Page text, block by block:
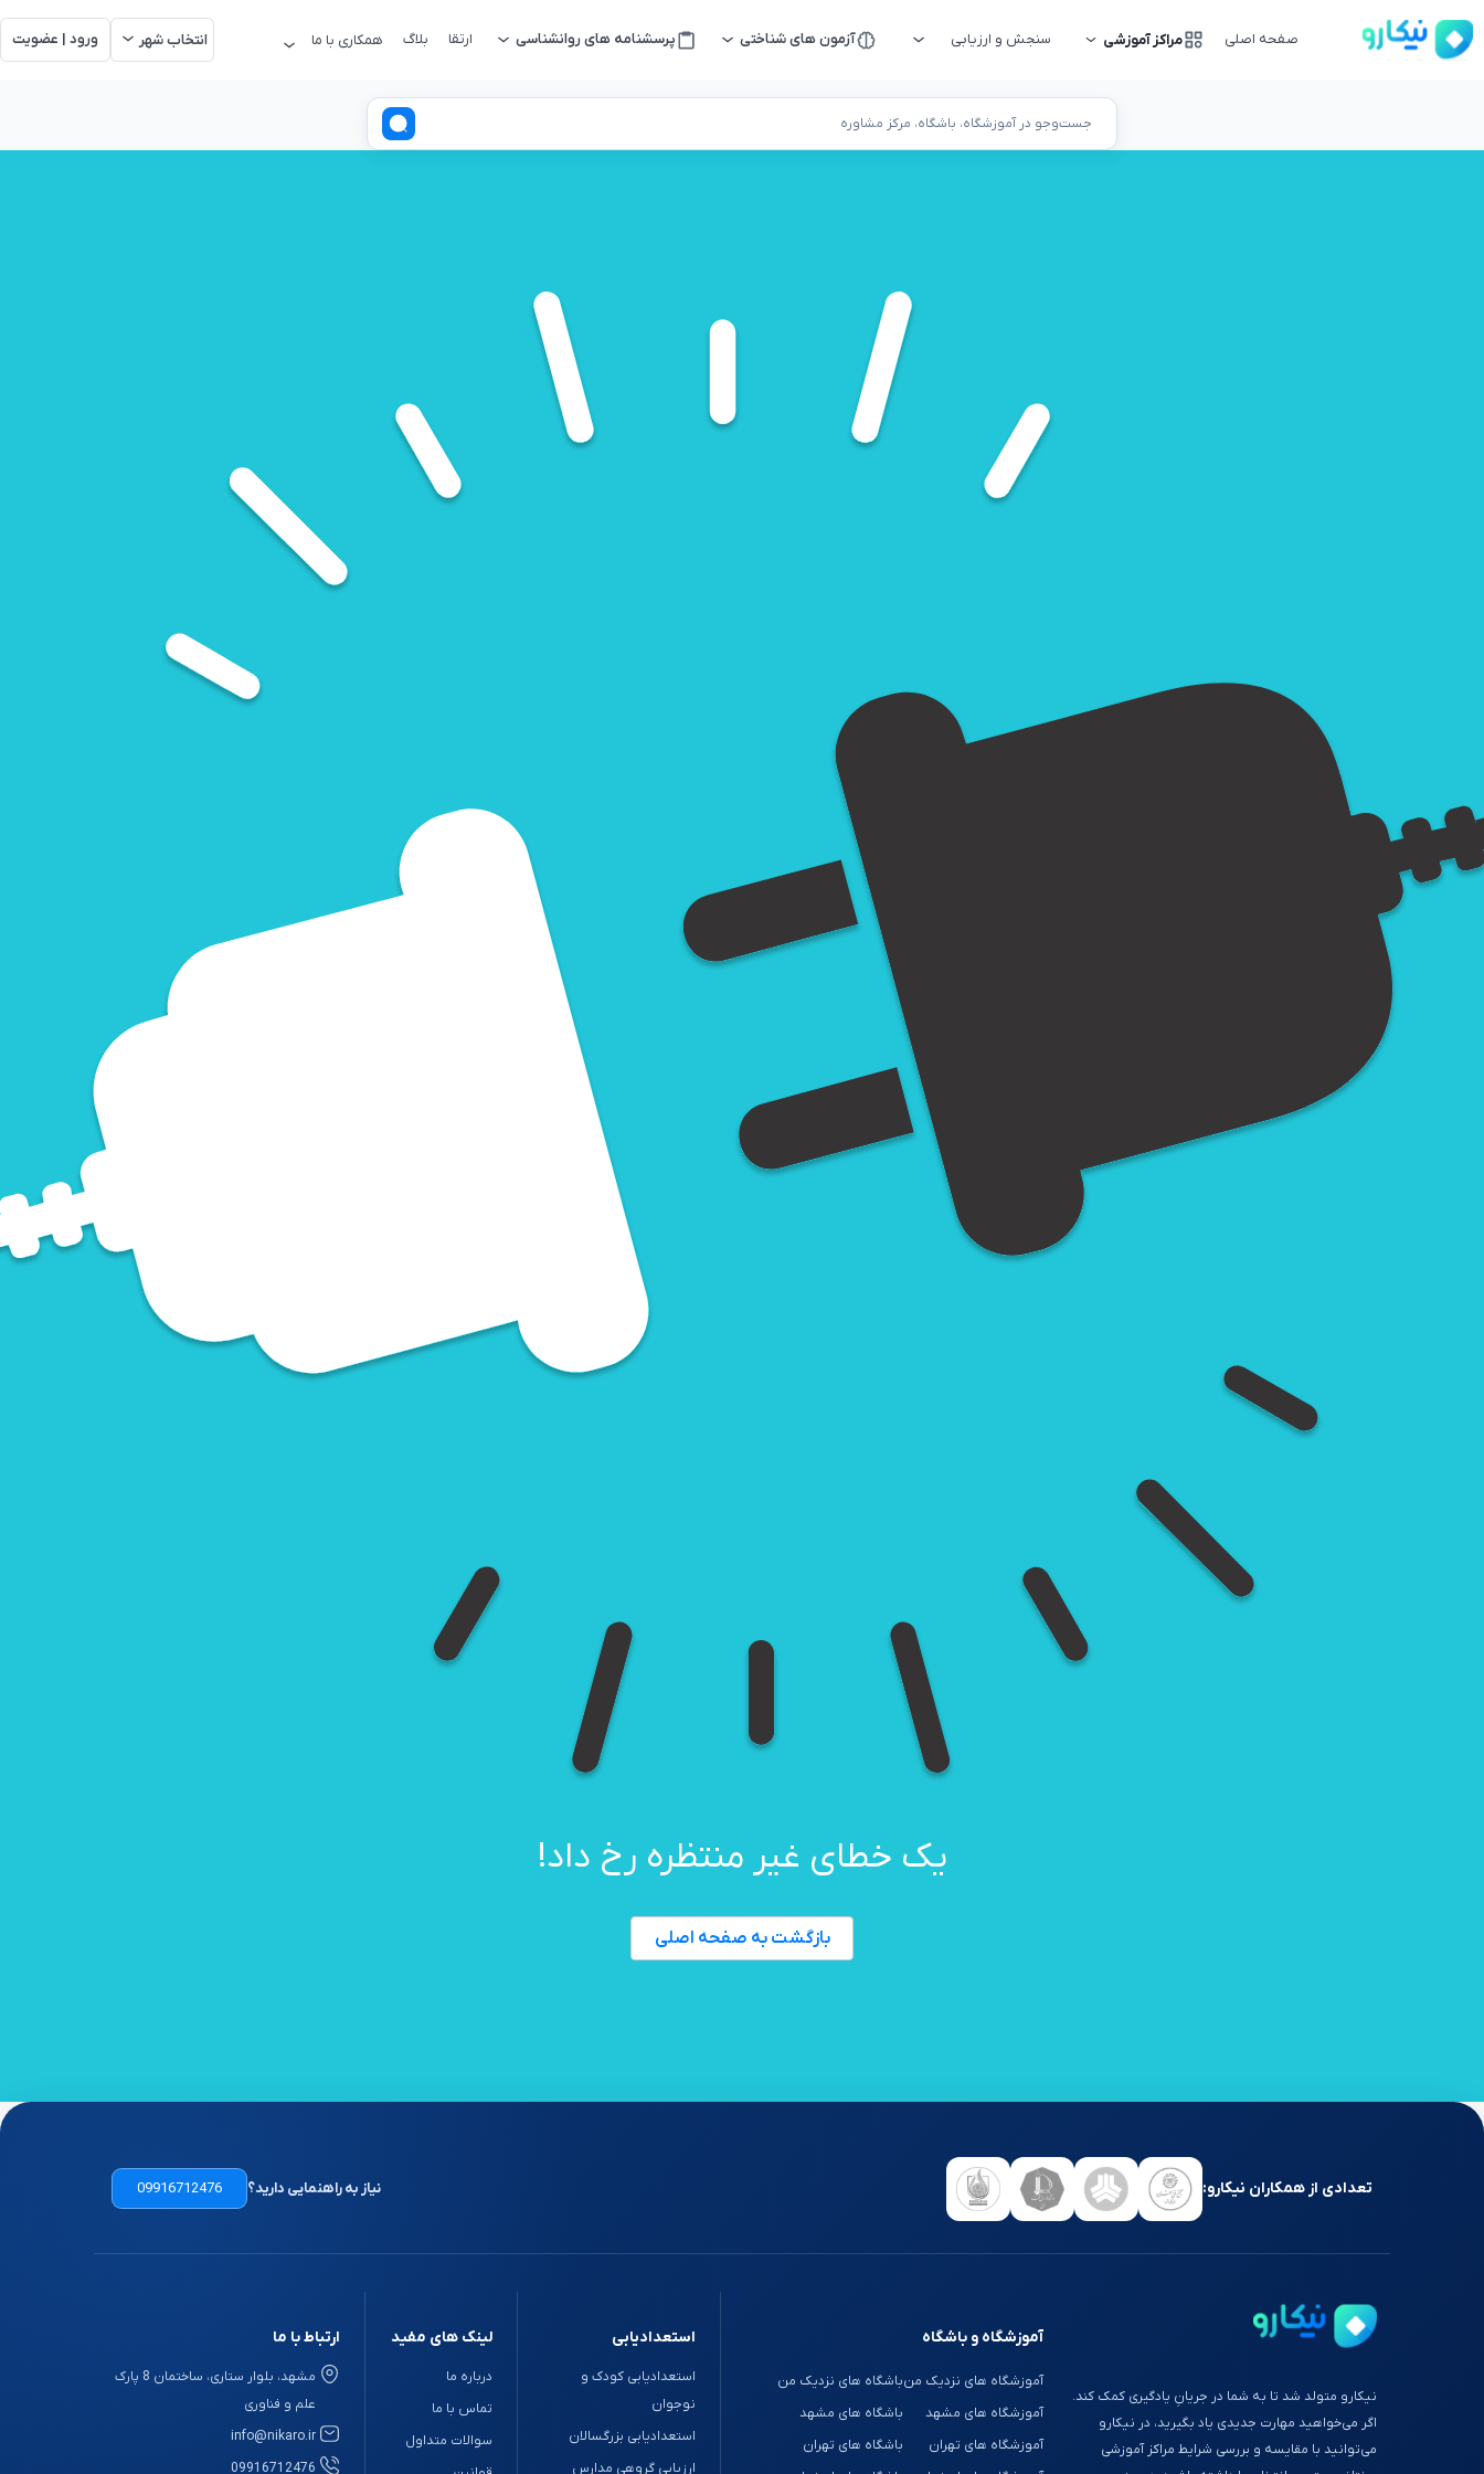
صفحه اصلی مراکز آموزشی سنجش و ارزیابی آزمون های شناختی پرسشنامه های روانشناسی ارتقا بلاگ همکاری با ما انتخاب شهر ورود | عضویت
جست‌وجو در آموزشگاه، باشگاه، مرکز مشاوره
یک خطای غیر منتظره رخ داد!
بازگشت به صفحه اصلی
تعدادی از همکاران نیکارو: نیاز به راهنمایی دارید؟ 09916712476
نیکارو متولد شد تا به شما در جریانِ یادگیری کمک کند.
اگر می‌خواهید مهارت جدیدی یاد بگیرید، در نیکارو
می‌توانید با مقایسه و بررسی شرایط مراکز آموزشی
آموزشگاه و باشگاه
آموزشگاه های نزدیک من
آموزشگاه های مشهد
آموزشگاه های تهران
باشگاه های نزدیک من
باشگاه های مشهد
باشگاه های تهران
استعدادیابی
استعدادیابی کودک و
نوجوان
استعدادیابی بزرگسالان
ارزیابی گروهی مدارس
لینک های مفید
درباره ما
تماس با ما
سوالات متداول
ارتباط با ما
مشهد، بلوار ستاری، ساختمان 8 پارک
علم و فناوری
info@nikaro.ir
09916712476